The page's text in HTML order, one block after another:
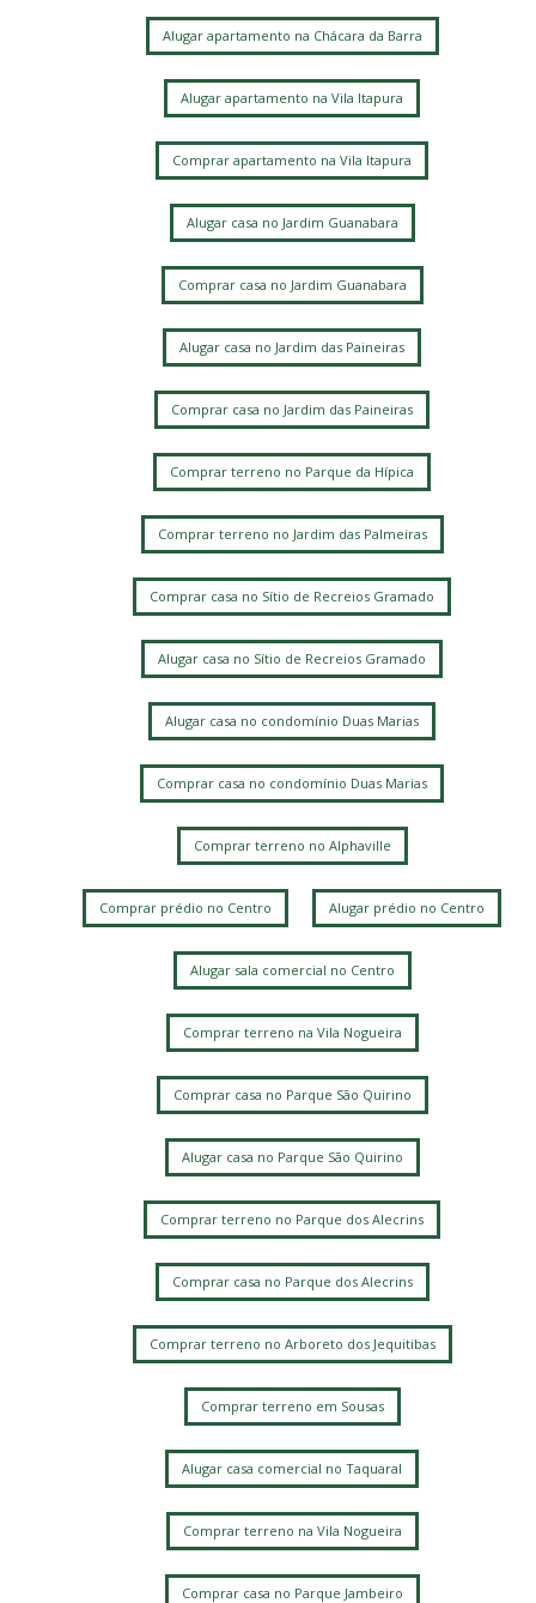
Alugar apartamento na Chácara da Barra
Alugar apartamento na Vila Itapura
Comprar apartamento na Vila Itapura
Alugar casa no Jardim Guanabara
Comprar casa no Jardim Guanabara
Alugar casa no Jardim das Paineiras
Comprar casa no Jardim das Paineiras
Comprar terreno no Parque da Hípica
Comprar terreno no Jardim das Palmeiras
Comprar casa no Sítio de Recreios Gramado
Alugar casa no Sítio de Recreios Gramado
Alugar casa no condomínio Duas Marias
Comprar casa no condomínio Duas Marias
Comprar terreno no Alphaville
Comprar prédio no Centro Alugar prédio no Centro
Alugar sala comercial no Centro
Comprar terreno na Vila Nogueira
Comprar casa no Parque São Quirino
Alugar casa no Parque São Quirino
Comprar terreno no Parque dos Alecrins
Comprar casa no Parque dos Alecrins
Comprar terreno no Arboreto dos Jequitibas
Comprar terreno em Sousas
Alugar casa comercial no Taquaral
Comprar terreno na Vila Nogueira
Comprar casa no Parque Jambeiro